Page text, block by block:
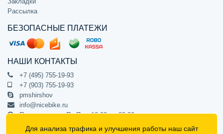
Рассылка
БЕЗОПАСНЫЕ ПЛАТЕЖИ
НАШИ КОНТАКТЫ
+7 (495) 755-19-93
+7 (903) 755-19-93
pmshirshov
info@nicebike.ru
Прием звонков Пн-Пт с 10:00 до 20:00
ПВЗ Пн-Пт с 10:00 до 20:00
Для анализа трафика и улучшения работы наш сайт